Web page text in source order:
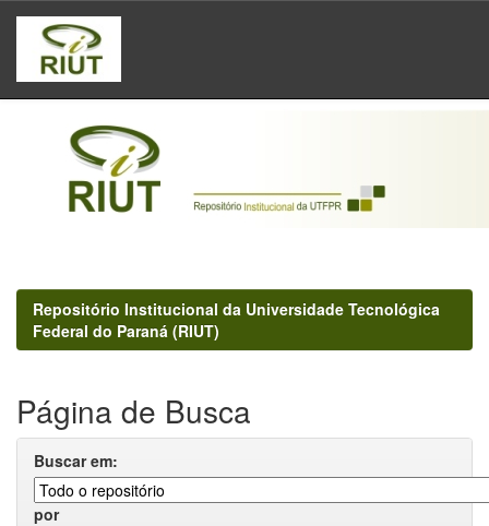
Skip
navigation
Repositório Institucional da Universidade Tecnológica
Federal do Paraná (RIUT)
Página de Busca
Buscar em:
por